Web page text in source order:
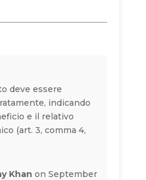
deve essere
indicando
e il relativo
(art. 3, comma 4,
Khan on September